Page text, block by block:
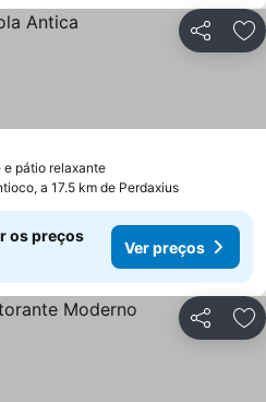
Partilhar
pátio relaxante
a 17.5 km de Perdaxius
os preços
Ver preços
Partilhar